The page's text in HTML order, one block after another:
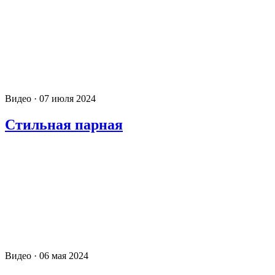
Видео · 07 июля 2024
Стильная парная
Видео · 06 мая 2024